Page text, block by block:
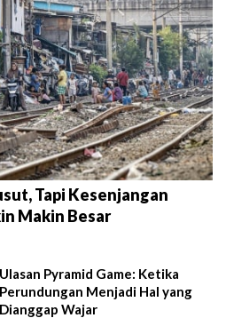
Tapi Kesenjangan
Makin Besar
Ulasan Pyramid Game: Ketika
Perundungan Menjadi Hal yang
Dianggap Wajar